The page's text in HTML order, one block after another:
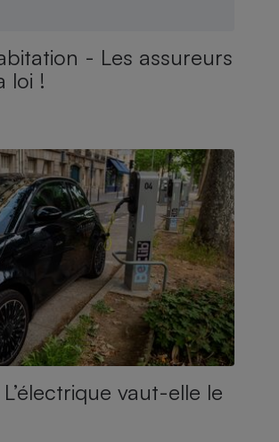
- Les assureurs
loi !
vaut-elle le